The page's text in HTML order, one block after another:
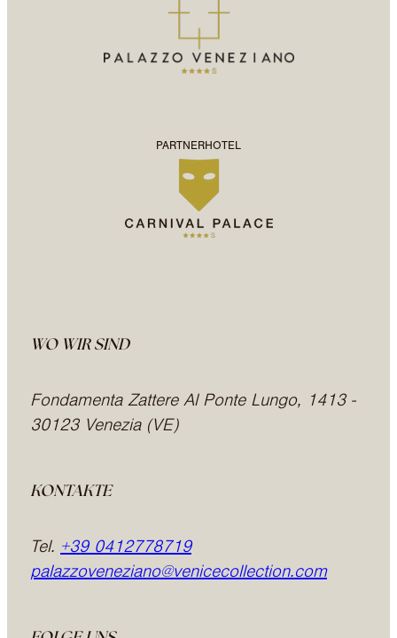
PARTNERHOTEL
WO WIR SIND
Fondamenta Zattere Al Ponte Lungo, 1413 -
30123 Venezia (VE)
KONTAKTE
Tel. +39 0412778719
palazzoveneziano@venicecollection.com